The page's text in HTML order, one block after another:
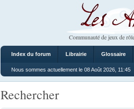
Les
Communauté de jeux de
Index du forum Librairie Glossaire
Nous sommes actuellement le 08 Août 2026, 11:45
Rechercher